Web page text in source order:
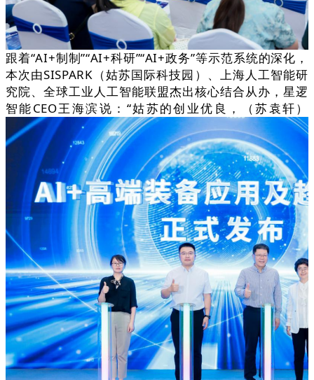
跟着“AI+制制”“AI+科研”“AI+政务”等示范系统的深化，
本次由SISPARK（姑苏国际科技园）、上海人工智能研
究院、全球工业人工智能联盟杰出核心结合从办，星逻
智能CEO王海滨说：“姑苏的创业优良，（苏袁轩）